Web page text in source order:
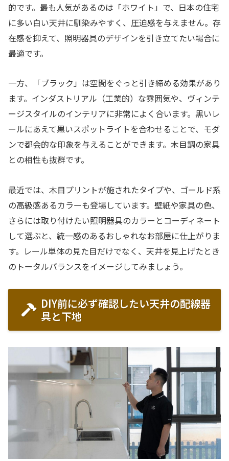
的です。最も人気があるのは「ホワイト」で、日本の住宅
に多い白い天井に馴染みやすく、圧迫感を与えません。存
在感を抑えて、照明器具のデザインを引き立てたい場合に
最適です。
一方、「ブラック」は空間をぐっと引き締める効果があり
ます。インダストリアル（工業的）な雰囲気や、ヴィンテ
ージスタイルのインテリアに非常によく合います。黒いレ
ールにあえて黒いスポットライトを合わせることで、モダ
ンで都会的な印象を与えることができます。木目調の家具
との相性も抜群です。
最近では、木目プリントが施されたタイプや、ゴールド系
の高級感あるカラーも登場しています。壁紙や家具の色、
さらには取り付けたい照明器具のカラーとコーディネート
して選ぶと、統一感のあるおしゃれなお部屋に仕上がりま
す。レール単体の見た目だけでなく、天井を見上げたとき
のトータルバランスをイメージしてみましょう。
DIY前に必ず確認したい天井の配線器
具と下地